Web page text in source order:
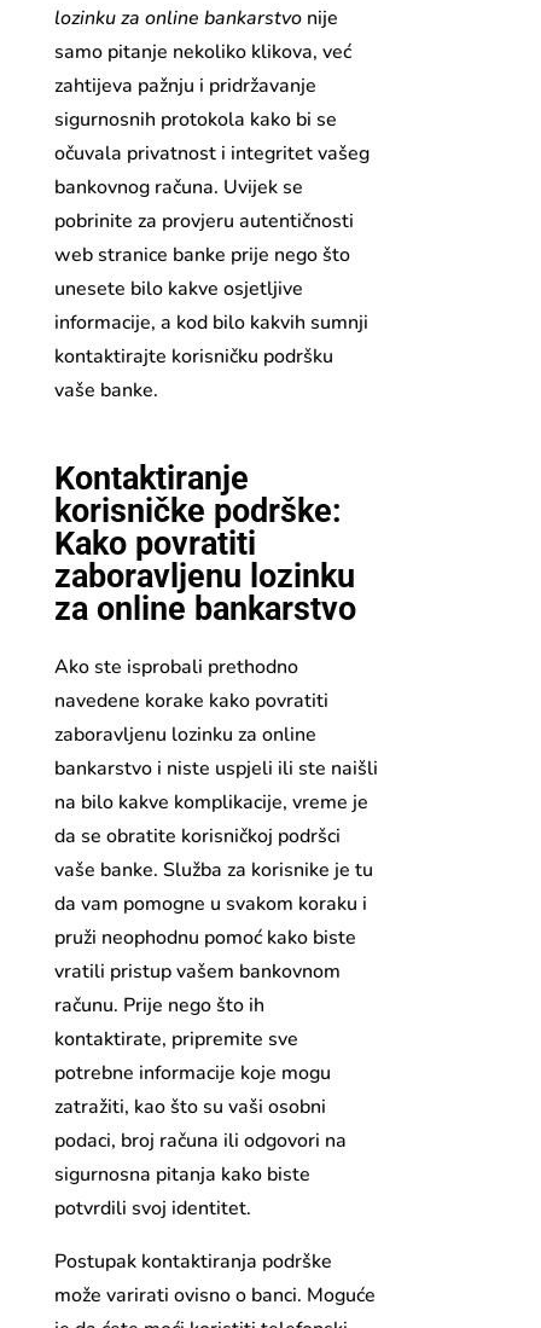
lozinku za online bankarstvonije
samo pitanje nekoliko klikova, već
zahtijeva pažnju i pridržavanje
sigurnosnih protokola kako bi se
očuvala privatnost i integritet vašeg
bankovnog računa. Uvijek se
pobrinite za provjeru autentičnosti
web stranice banke prije nego što
unesete bilo kakve osjetljive
informacije, a kod bilo kakvih sumnji
kontaktirajte korisničku podršku
vaše banke.
Kontaktiranje
korisničke podrške:
Kako povratiti
zaboravljenu lozinku
za online bankarstvo
Ako ste isprobali prethodno
navedene korake kako povratiti
zaboravljenu lozinku za online
bankarstvo i niste uspjeli ili ste naišli
na bilo kakve komplikacije, vreme je
da se obratite korisničkoj podršci
vaše banke. Služba za korisnike je tu
da vam pomogne u svakom koraku i
pruži neophodnu pomoć kako biste
vratili pristup vašem bankovnom
računu. Prije nego što ih
kontaktirate, pripremite sve
potrebne informacije koje mogu
zatražiti, kao što su vaši osobni
podaci, broj računa ili odgovori na
sigurnosna pitanja kako biste
potvrdili svoj identitet.
Postupak kontaktiranja podrške
može varirati ovisno o banci. Moguće